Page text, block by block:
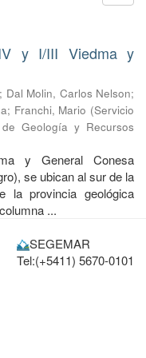
y I/III Viedma y
; Dal Molin, Carlos Nelson;
; Franchi, Mario (Servicio
Geología y Recursos
y General Conesa
se ubican al sur de la
la provincia geológica
...
SEGEMAR
Tel:(+5411) 5670-0101